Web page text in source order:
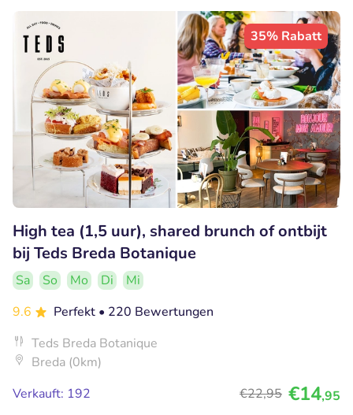
35% Rabatt
High tea (1,5 uur), shared brunch of ontbijt
bij Teds Breda Botanique
Sa So Mo Di
Mi
9.6
Perfekt • 220 Bewertungen
Teds Breda Botanique
Breda (0km)
Verkauft: 192
€22,95 €14,95